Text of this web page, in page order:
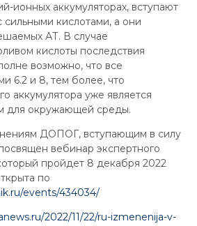
ионных аккумуляторах, вступают
кислотами, а они
АТ. В случае
кислоты последствия
возможно, что все
6.2 и 8, тем более, что
аккумулятора уже является
для окружающей среды.
ДОПОГ, вступающим в силу
вебинар экспертного
пройдет 8 декабря 2022
по
events/434034/
2022/11/22/ru-izmenenija-v-